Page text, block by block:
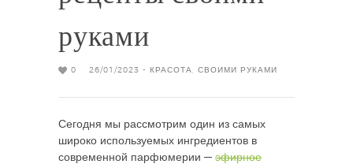
руками
0 26/01/2023 - КРАСОТА СВОИМИ РУКАМИ
Сегодня мы рассмотрим один из самых
широко используемых ингредиентов в
современной парфюмерии — эфирное